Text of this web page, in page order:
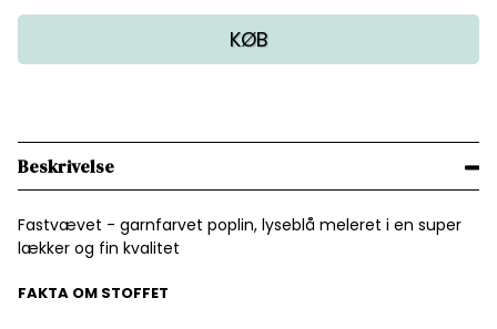
KØB
Beskrivelse
Fastvævet - garnfarvet poplin, lyseblå meleret i en super
lækker og fin kvalitet
FAKTA OM STOFFET